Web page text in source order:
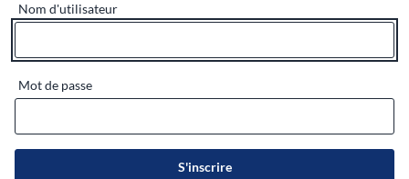
Nom d'utilisateur
Mot de passe
S'inscrire